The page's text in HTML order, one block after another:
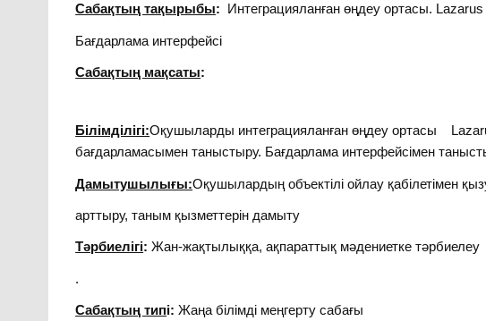
Сабақтың тақырыбы: Интеграцияланған өңдеу ортасы.
Бағдарлама интерфейсі
Сабақтың мақсаты:
Білімділігі:Оқушыларды интеграцияланған өңдеу ортасы
бағдарламасымен таныстыру. Бағдарлама интерфейсімен
Дамытушылығы:Оқушылардың объектілі ойлау қабілетімен
арттыру, таным қызметтерін дамыту
Тәрбиелігі:Жан-жақтылыққа, ақпараттық мәдениетке тәрбиелеу
.
Сабақтың типі:Жаңа білімді меңгерту сабағы